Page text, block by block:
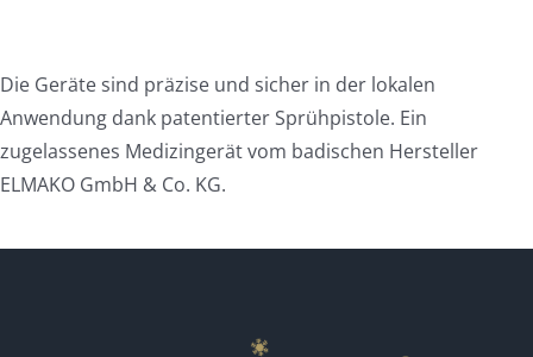
Die Geräte sind präzise und sicher in der lokalen
Anwendung dank patentierter Sprühpistole. Ein
zugelassenes Medizingerät vom badischen Hersteller
ELMAKO GmbH & Co. KG.